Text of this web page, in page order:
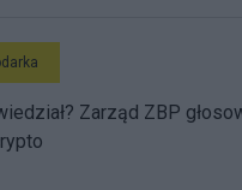
Zarząd ZBP